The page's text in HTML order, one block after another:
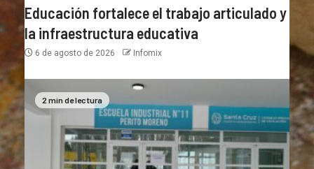
Educación fortalece el trabajo articulado y
la infraestructura educativa
6 de agosto de 2026 Infomix
2 min de lectura